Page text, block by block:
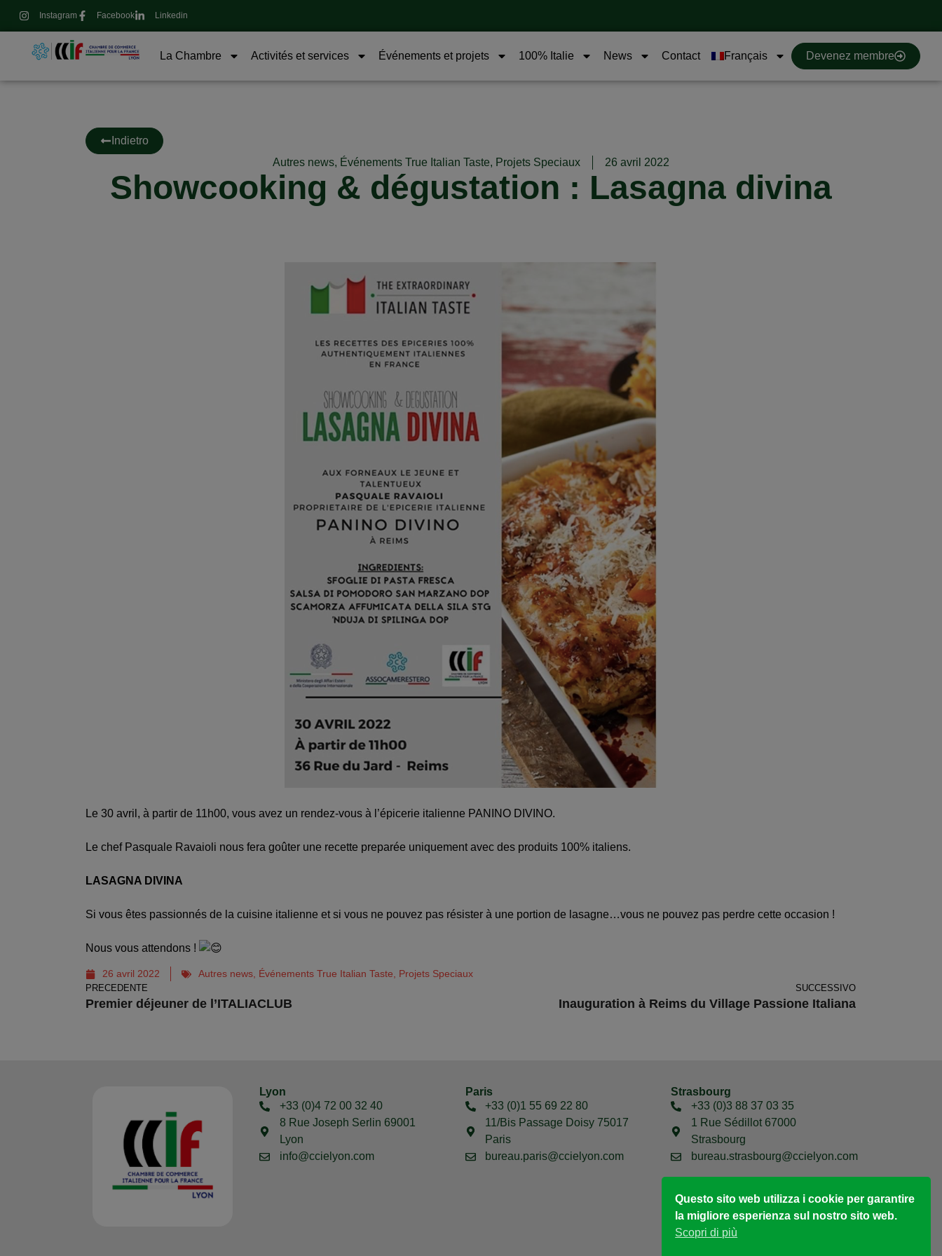
Instagram Facebook Linkedin
La Chambre Activités et services Événements et projets 100% Italie News Contact Français Devenez membre
Indietro
Autres news, Événements True Italian Taste, Projets Speciaux 26 avril 2022
Showcooking & dégustation : Lasagna divina
Le 30 avril, à partir de 11h00, vous avez un rendez-vous à l’épicerie italienne PANINO DIVINO.
Le chef Pasquale Ravaioli nous fera goûter une recette preparée uniquement avec des produits 100% italiens.
LASAGNA DIVINA
Si vous êtes passionnés de la cuisine italienne et si vous ne pouvez pas résister à une portion de lasagne…vous ne pouvez pas perdre cette occasion !
Nous vous attendons !
26 avril 2022 Autres news Événements True Italian Taste Projets Speciaux
PRECEDENTE
Premier déjeuner de l’ITALIACLUB
SUCCESSIVO
Inauguration à Reims du Village Passione Italiana
Lyon
+33 (0)4 72 00 32 40
8 Rue Joseph Serlin 69001
Lyon
info@ccielyon.com
Paris
+33 (0)1 55 69 22 80
11/Bis Passage Doisy 75017
Paris
bureau.paris@ccielyon.com
Strasbourg
+33 (0)3 88 37 03 35
1 Rue Sédillot 67000
Strasbourg
bureau.strasbourg@ccielyon.com
Questo sito web utilizza i cookie per garantire
la migliore esperienza sul nostro sito web.
Scopri di più